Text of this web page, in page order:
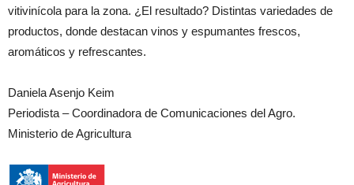
vitivinícola para la zona. ¿El resultado? Distintas variedades de
productos, donde destacan vinos y espumantes frescos,
aromáticos y refrescantes.
Daniela Asenjo Keim
Periodista – Coordinadora de Comunicaciones del Agro.
Ministerio de Agricultura